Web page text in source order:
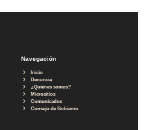
Navegación
Inicio
Denuncia
¿Quiénes somos?
Micrositios
Comunicados
Consejo de Gobierno